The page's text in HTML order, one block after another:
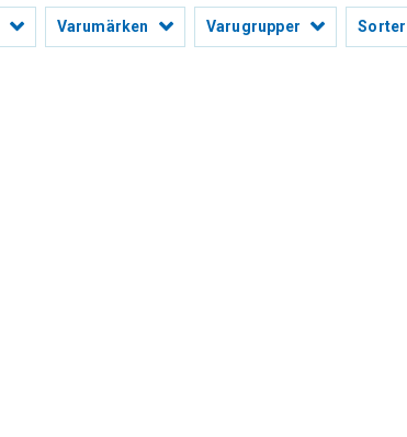
Varumärken Varugrupper